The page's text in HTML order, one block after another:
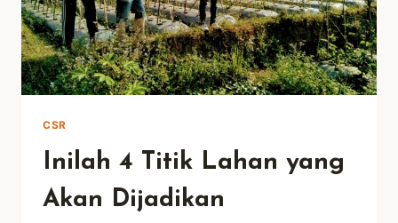
CSR
Inilah 4 Titik Lahan yang
Akan Dijadikan